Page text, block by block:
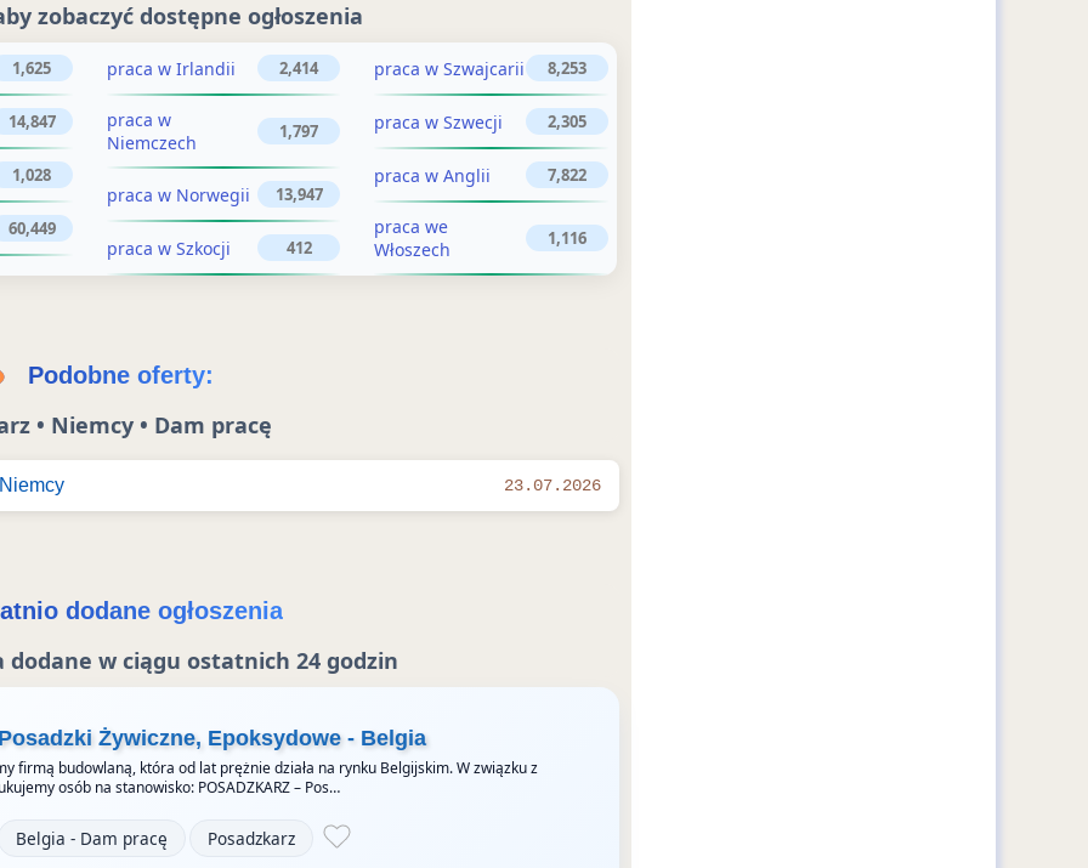
g
ł
o
s
e
g
ł
o
s
z
e
n
zobaczyć dostępne ogłoszenia
1,625
14,847
1,028
60,449
praca w Irlandii 2,414
praca w
Niemczech
1,797
praca w Norwegii 13,947
praca w Szkocji 412
praca w Szwajcarii 8,253
praca w Szwecji 2,305
praca w Anglii 7,822
praca we
Włoszech
1,116
Podobne oferty:
• Niemcy • Dam pracę
23.07.2026
dodane ogłoszenia
dodane w ciągu ostatnich 24 godzin
Żywiczne, Epoksydowe - Belgia
firmą budowlaną, która od lat prężnie działa na rynku Belgijskim. W związku z
osób na stanowisko: POSADZKARZ – Pos…
Belgia - Dam pracę Posadzkarz